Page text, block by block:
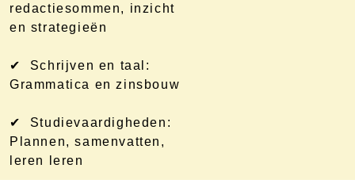
redactiesommen, inzicht
en strategieën
✔ Schrijven en taal:
Grammatica en zinsbouw
✔ Studievaardigheden:
Plannen, samenvatten,
leren leren